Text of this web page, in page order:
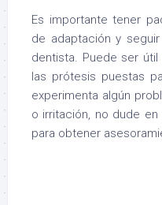
Es importante tener
de adaptación y
dentista. Puede ser
las prótesis puestas
experimenta algún
o irritación, no dude
para obtener